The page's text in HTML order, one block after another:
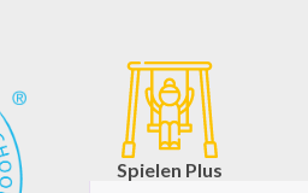
Spielen Plus